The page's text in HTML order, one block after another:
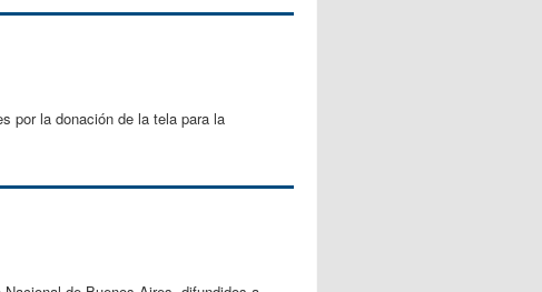
por la donación de la tela para la